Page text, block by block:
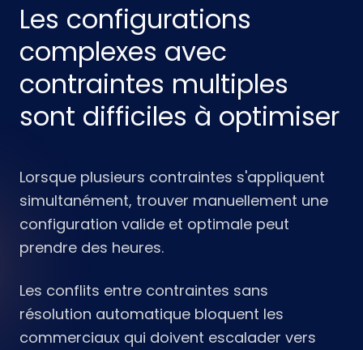
Les configurations
complexes avec
contraintes multiples
sont difficiles à optimiser
Lorsque plusieurs contraintes s'appliquent
simultanément, trouver manuellement une
configuration valide et optimale peut
prendre des heures.
Les conflits entre contraintes sans
résolution automatique bloquent les
commerciaux qui doivent escalader vers